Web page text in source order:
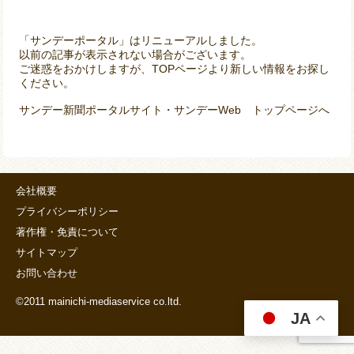
「サンデーポータル」はリニューアルしました。
以前の記事が表示されない場合がございます。
ご迷惑をおかけしますが、TOPページより新しい情報をお探し
ください。
サンデー新聞ポータルサイト・サンデーWeb トップページへ
会社概要
プライバシーポリシー
著作権・免責について
サイトマップ
お問い合わせ
©2011 mainichi-mediaservice co.ltd.
JA